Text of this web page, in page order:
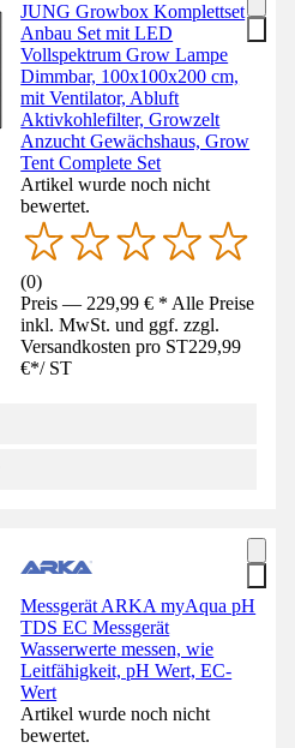
JUNG Growbox Komplettset
Anbau Set mit LED
Vollspektrum Grow Lampe
Dimmbar, 100x100x200 cm,
mit Ventilator, Abluft
Aktivkohlefilter, Growzelt
Anzucht Gewächshaus, Grow
Tent Complete Set
Artikel wurde noch nicht
bewertet.
(0)
Preis — 229,99 € * Alle Preise
inkl. MwSt. und ggf. zzgl.
Versandkosten pro ST229,99
€*/ ST
Messgerät ARKA myAqua pH
TDS EC Messgerät
Wasserwerte messen, wie
Leitfähigkeit, pH Wert, EC-
Wert
Artikel wurde noch nicht
bewertet.